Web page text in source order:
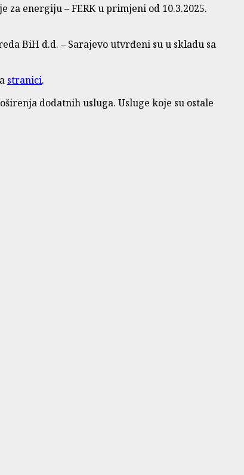
energiju – FERK u primjeni od 10.3.2025.
BiH d.d. – Sarajevo utvrđeni su u skladu sa
stranici.
dodatnih usluga. Usluge koje su ostale